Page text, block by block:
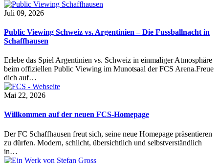
Juli 09, 2026
Public Viewing Schweiz vs. Argentinien – Die Fussballnacht in
Schaffhausen
Erlebe das Spiel Argentinien vs. Schweiz in einmaliger Atmosphäre
beim offiziellen Public Viewing im Munotsaal der FCS Arena.Freue
dich auf…
Mai 22, 2026
Willkommen auf der neuen FCS-Homepage
Der FC Schaffhausen freut sich, seine neue Homepage präsentieren
zu dürfen. Modern, schlicht, übersichtlich und selbstverständlich
in…